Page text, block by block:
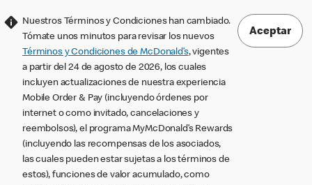
Nuestros Términos y Condiciones han cambiado.
Tómate unos minutos para revisar los nuevos
Términos y Condiciones de McDonald’s, vigentes
a partir del 24 de agosto de 2026, los cuales
incluyen actualizaciones de nuestra experiencia
Mobile Order & Pay (incluyendo órdenes por
internet o como invitado, cancelaciones y
reembolsos), el programa MyMcDonald’s Rewards
(incluyendo las recompensas de los asociados,
las cuales pueden estar sujetas a los términos de
estos), funciones de valor acumulado, como
Aceptar